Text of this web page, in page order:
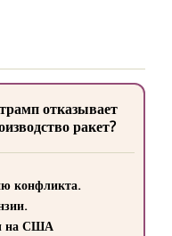
отказывает
ракет?
конфликта.
на США